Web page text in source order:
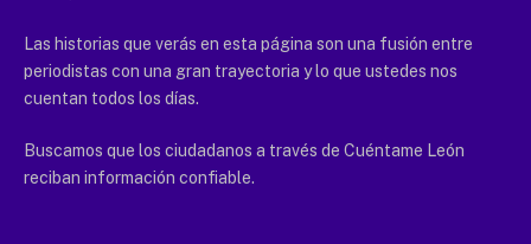
Las historias que verás en esta página son una fusión entre
periodistas con una gran trayectoria y lo que ustedes nos
cuentan todos los días.
Buscamos que los ciudadanos a través de Cuéntame León
reciban información confiable.